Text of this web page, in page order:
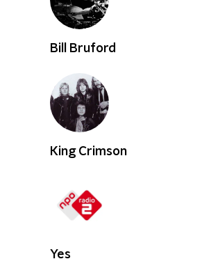
Bill Bruford
King Crimson
Yes